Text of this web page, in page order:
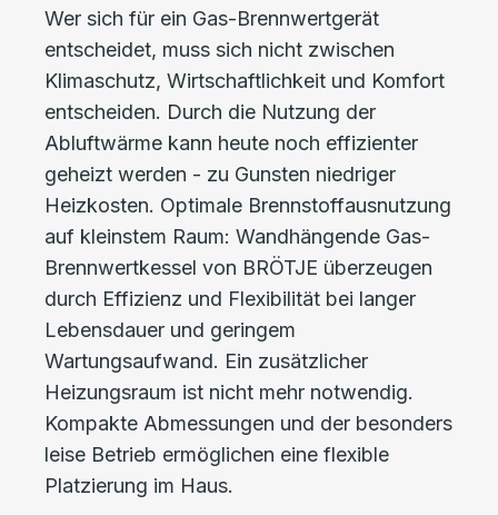
Wer sich für ein Gas-Brennwertgerät
entscheidet, muss sich nicht zwischen
Klimaschutz, Wirtschaftlichkeit und Komfort
entscheiden. Durch die Nutzung der
Abluftwärme kann heute noch effizienter
geheizt werden - zu Gunsten niedriger
Heizkosten. Optimale Brennstoffausnutzung
auf kleinstem Raum: Wandhängende Gas-
Brennwertkessel von BRÖTJE überzeugen
durch Effizienz und Flexibilität bei langer
Lebensdauer und geringem
Wartungsaufwand. Ein zusätzlicher
Heizungsraum ist nicht mehr notwendig.
Kompakte Abmessungen und der besonders
leise Betrieb ermöglichen eine flexible
Platzierung im Haus.